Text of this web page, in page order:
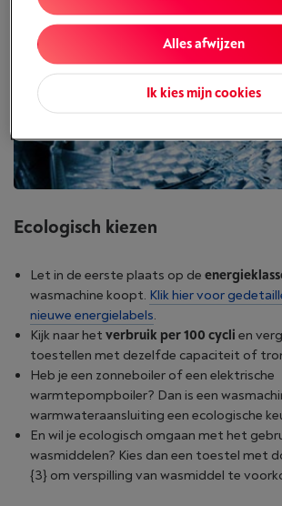
Ecologisch kiezen
Let in de eerste plaats op de
wasmachine koopt. Klik hier voor
nieuwe energielabels.
Kijk naar het verbruik per 100 cycli en
toestellen met dezelfde capaciteit of
Heb je een zonneboiler of een elektrische
warmtepompboiler? Dan is een
warmwateraansluiting een ecologische
En wil je ecologisch omgaan met het
wasmiddelen? Kies dan een toestel met
{3} om verspilling van wasmiddel te
Ik kies mijn cookies
Alles afwijzen